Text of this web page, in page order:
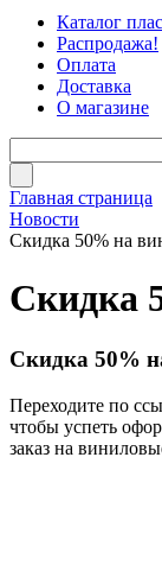
Каталог
Распродажа!
Оплата
Доставка
О магазине
Главная страница
Новости
Скидка 50% на
Скидка
Скидка 50%
Переходите по
чтобы успеть
заказ на